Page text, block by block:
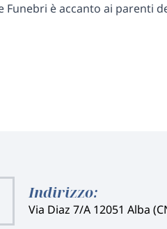
Funebri è accanto ai parenti
Indirizzo:
Via Diaz 7/A 12051 Alba